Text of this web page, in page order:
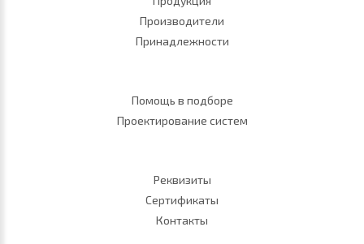
Производители
Принадлежности
Помощь в подборе
Проектирование систем
Реквизиты
Сертификаты
Контакты